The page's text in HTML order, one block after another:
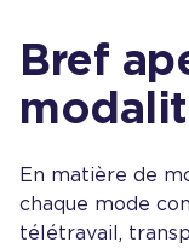
Bref
En matière de
chaque mode
télétravail,